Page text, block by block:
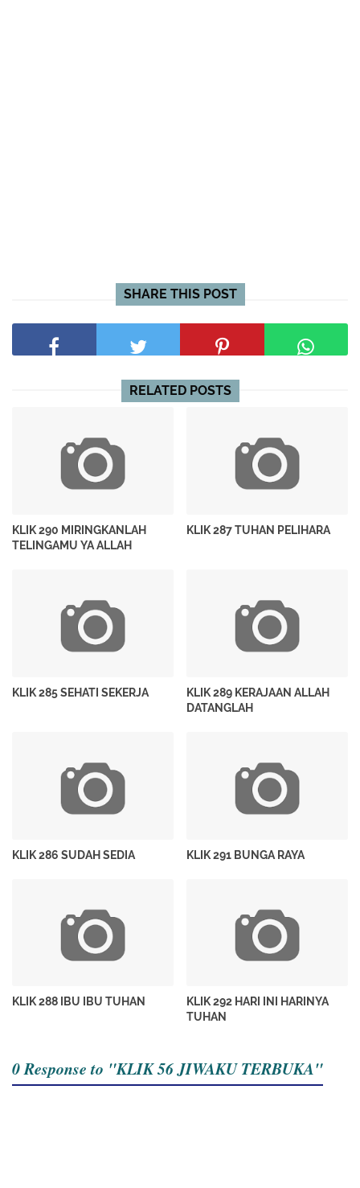
SHARE THIS POST
RELATED POSTS
KLIK 290 MIRINGKANLAH
TELINGAMU YA ALLAH
KLIK 287 TUHAN PELIHARA
KLIK 285 SEHATI SEKERJA
KLIK 289 KERAJAAN ALLAH
DATANGLAH
KLIK 286 SUDAH SEDIA KLIK 291 BUNGA RAYA
KLIK 288 IBU IBU TUHAN
KLIK 292 HARI INI HARINYA
TUHAN
0 Response to "KLIK 56 JIWAKU TERBUKA"